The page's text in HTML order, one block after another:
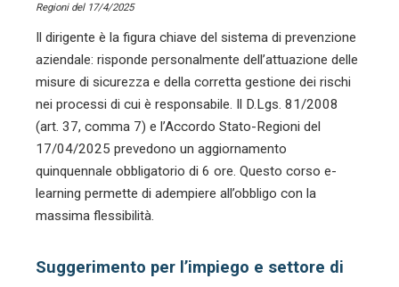
Regioni del 17/4/2025
Il dirigente è la figura chiave del sistema di prevenzione
aziendale: risponde personalmente dell’attuazione delle
misure di sicurezza e della corretta gestione dei rischi
nei processi di cui è responsabile. Il D.Lgs. 81/2008
(art. 37, comma 7) e l’Accordo Stato-Regioni del
17/04/2025 prevedono un aggiornamento
quinquennale obbligatorio di 6 ore. Questo corso e-
learning permette di adempiere all’obbligo con la
massima flessibilità.
Suggerimento per l’impiego e settore di